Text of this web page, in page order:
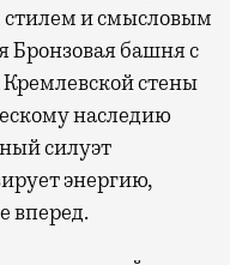
и смысловым
Бронзовая башня с
стены
наследию
силуэт
энергию,
вперед.